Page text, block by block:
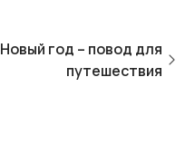
Новый год – повод для
путешествия